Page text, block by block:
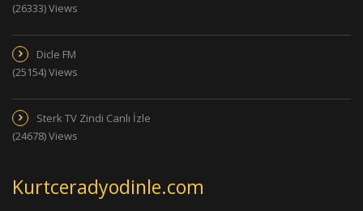
(26333) Views
Dicle FM
(25154) Views
Sterk TV Zindi Canlı İzle
(24678) Views
Kurtceradyodinle.com